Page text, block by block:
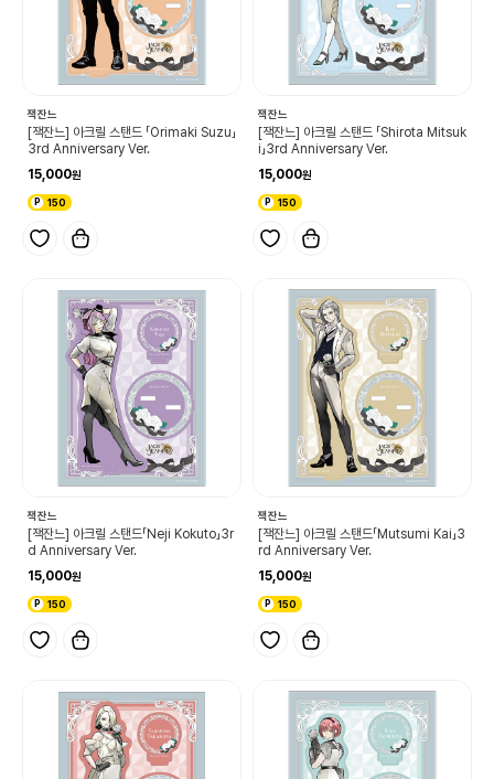
잭잔느
[잭잔느] 아크릴 스탠드 「Orimaki Suzu」
3rd Anniversary Ver.
15,000
150
잭잔느
[잭잔느] 아크릴 스탠드 「Shirota Mitsuk
i」3rd Anniversary Ver.
15,000
150
잭잔느
[잭잔느] 아크릴 스탠드「Neji Kokuto」3r
d Anniversary Ver.
15,000
150
잭잔느
[잭잔느] 아크릴 스탠드「Mutsumi Kai」3
rd Anniversary Ver.
15,000
150